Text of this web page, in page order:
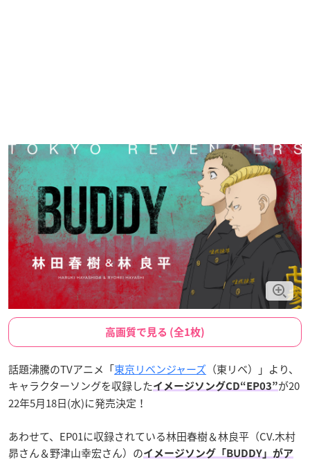
高画質で見る (全1枚)
話題沸騰のTVアニメ「東京リベンジャーズ （東リベ）」より、
キャラクターソングを収録したイメージソングCD“EP03”が20
22年5月18日(水)に発売決定！
あわせて、EP01に収録されている林田春樹＆林良平（CV.木村
昴さん＆野津山幸宏さん）のイメージソング「BUDDY」がア